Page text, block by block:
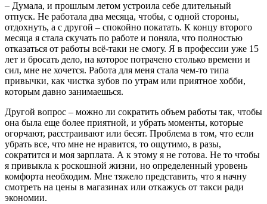
– Думала, и прошлым летом устроила себе длительный
отпуск. Не работала два месяца, чтобы, с одной стороны,
отдохнуть, а с другой – спокойно покатать. К концу второго
месяца я стала скучать по работе и поняла, что полностью
отказаться от работы всё-таки не смогу. Я в профессии уже 15
лет и бросать дело, на которое потрачено столько времени и
сил, мне не хочется. Работа для меня стала чем-то типа
привычки, как чистка зубов по утрам или приятное хобби,
которым давно занимаешься.
Другой вопрос – можно ли сократить объем работы так, чтобы
она была еще более приятной, и убрать моменты, которые
огорчают, расстраивают или бесят. Проблема в том, что если
убрать все, что мне не нравится, то ощутимо, в разы,
сократится и моя зарплата. А к этому я не готова. Не то чтобы
я привыкла к роскошной жизни, но определенный уровень
комфорта необходим. Мне тяжело представить, что я начну
смотреть на цены в магазинах или откажусь от такси ради
экономии.